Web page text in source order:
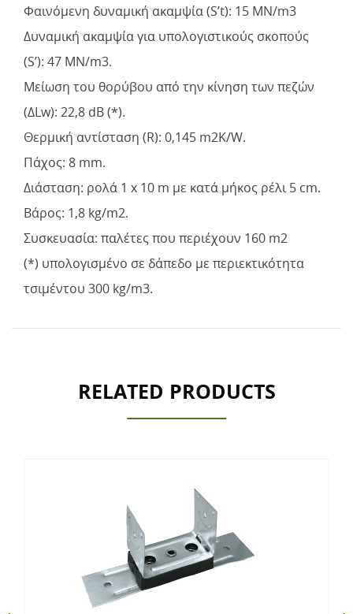
Φαινόμενη δυναμική ακαμψία (S’t): 15 MN/m3
Δυναμική ακαμψία για υπολογιστικούς σκοπούς
(S’): 47 MN/m3.
Μείωση του θορύβου από την κίνηση των πεζών
(ΔLw): 22,8 dB (*).
Θερμική αντίσταση (R): 0,145 m2K/W.
Πάχος: 8 mm.
Διάσταση: ρολά 1 x 10 m με κατά μήκος ρέλι 5 cm.
Βάρος: 1,8 kg/m2.
Συσκευασία: παλέτες που περιέχουν 160 m2
(*) υπολογισμένο σε δάπεδο με περιεκτικότητα
τσιμέντου 300 kg/m3.
RELATED PRODUCTS